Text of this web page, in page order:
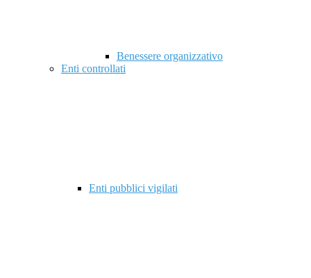
Benessere organizzativo
Enti controllati
Enti pubblici vigilati